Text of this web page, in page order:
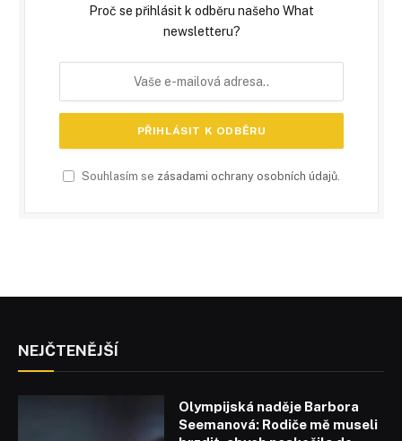
Proč se přihlásit k odběru našeho What
newsletteru?
Souhlasím se zásadami ochrany osobních údajů
NEJČTENĚJŠÍ
Olympijská naděje Barbora
Seemanová: Rodiče mě museli